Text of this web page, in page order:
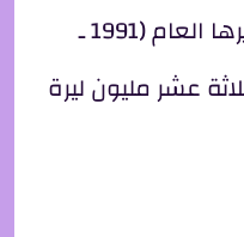
سانا) حين كان الصايغ مديرها العام (1991 ـ
عشر مليون ليرة